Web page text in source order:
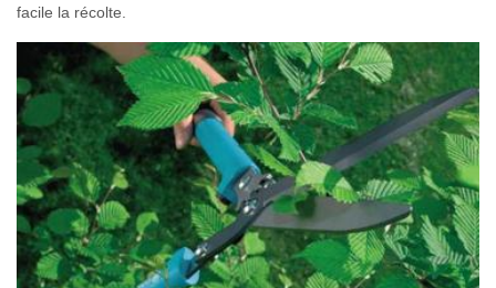
facile la récolte.